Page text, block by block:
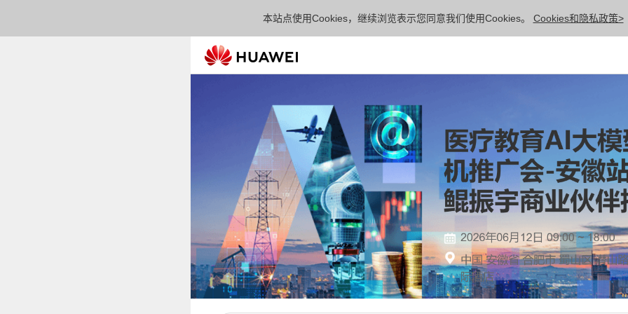
本站点使用Cookies，继续浏览表示您同意我们使用Cookies。 Cookies和隐私政策>